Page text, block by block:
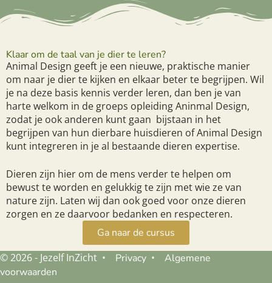
Klaar om de taal van je dier te leren?
Animal Design geeft je een nieuwe, praktische manier
om naar je dier te kijken en elkaar beter te begrijpen. Wil
je na deze basis kennis verder leren, dan ben je van
harte welkom in de groeps opleiding Aninmal Design,
zodat je ook anderen kunt gaan bijstaan in het
begrijpen van hun dierbare huisdieren of Animal Design
kunt integreren in je al bestaande dieren expertise.
Dieren zijn hier om de mens verder te helpen om
bewust te worden en gelukkig te zijn met wie ze van
nature zijn. Laten wij dan ook goed voor onze dieren
zorgen en ze daarvoor bedanken en respecteren.
Ga naar de cursus
© 2026 - Jezelf InZicht • Privacy • Algemene
voorwaarden